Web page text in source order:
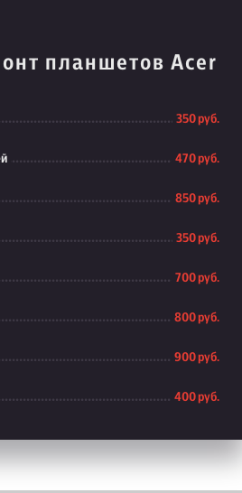
планшетов Acer
350 руб.
470 руб.
850 руб.
350 руб.
700 руб.
800 руб.
900 руб.
400 руб.